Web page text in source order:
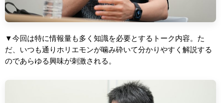
▼今回は特に情報量も多く知識を必要とするトーク内容。た
だ、いつも通りホリエモンが噛み砕いて分かりやすく解説する
のであらゆる興味が刺激される。